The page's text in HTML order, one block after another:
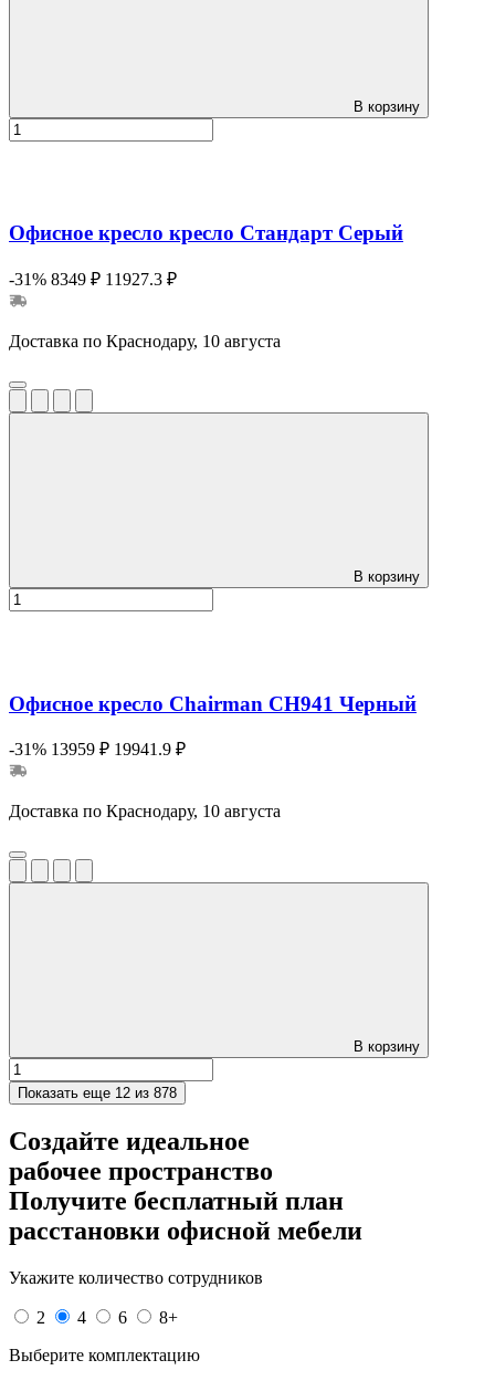
В корзину
Офисное кресло кресло Стандарт Серый
-31% 8349 ₽ 11927.3 ₽
Доставка по Краснодару, 10 августа
В корзину
Офисное кресло Chairman CH941 Черный
-31% 13959 ₽ 19941.9 ₽
Доставка по Краснодару, 10 августа
В корзину
Показать еще 12 из 878
Создайте идеальное
рабочее пространство
Получите бесплатный план
расстановки офисной мебели
Укажите количество сотрудников
2 4 6
8+
Выберите комплектацию